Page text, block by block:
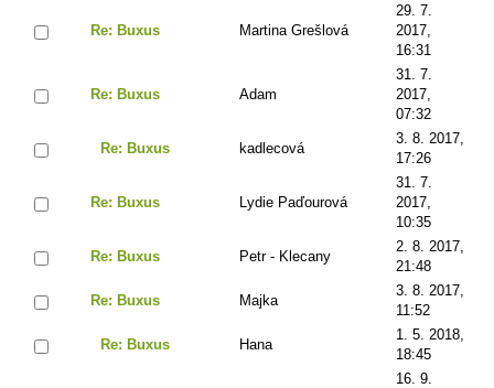
Re: Buxus Martina Grešlová
29. 7.
2017,
16:31
Re: Buxus Adam
31. 7.
2017,
07:32
Re: Buxus kadlecová
3. 8. 2017,
17:26
Re: Buxus Lydie Paďourová
31. 7.
2017,
10:35
Re: Buxus Petr - Klecany
2. 8. 2017,
21:48
Re: Buxus Majka
3. 8. 2017,
11:52
Re: Buxus Hana
1. 5. 2018,
18:45
16. 9.